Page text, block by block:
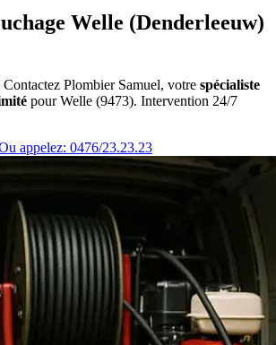
Welle (Denderleeuw)
Plombier Samuel, votre spécialiste
pour Welle (9473). Intervention 24/7
appelez: 0476/23.23.23